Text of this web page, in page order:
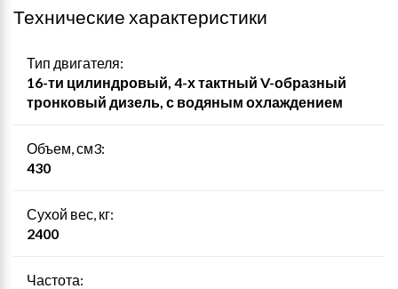
Технические характеристики
Тип двигателя:
16-ти цилиндровый, 4-х тактный V-образный
тронковый дизель, с водяным охлаждением
Объем, см3:
430
Сухой вес, кг:
2400
Частота: